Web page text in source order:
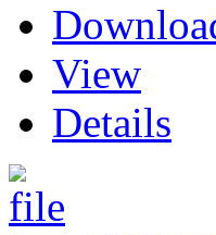
View
Details